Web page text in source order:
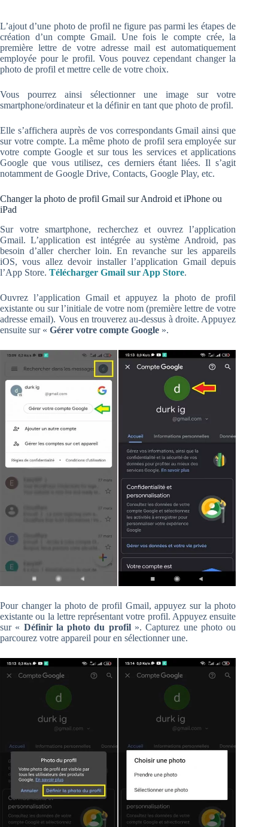
L’ajout d’une photo de profil ne figure pas parmi les étapes de
création d’un compte Gmail. Une fois le compte crée, la
première lettre de votre adresse mail est automatiquement
employée pour le profil. Vous pouvez cependant changer la
photo de profil et mettre celle de votre choix.
Vous pourrez ainsi sélectionner une image sur votre
smartphone/ordinateur et la définir en tant que photo de profil.
Elle s’affichera auprès de vos correspondants Gmail ainsi que
sur votre compte. La même photo de profil sera employée sur
votre compte Google et sur tous les services et applications
Google que vous utilisez, ces derniers étant liées. Il s’agit
notamment de Google Drive, Contacts, Google Play, etc.
Changer la photo de profil Gmail sur Android et iPhone ou
iPad
Sur votre smartphone, recherchez et ouvrez l’application
Gmail. L’application est intégrée au système Android, pas
besoin d’aller chercher loin. En revanche sur les appareils
iOS, vous allez devoir installer l’application Gmail depuis
l’App Store. Télécharger Gmail sur App Store.
Ouvrez l’application Gmail et appuyez la photo de profil
existante ou sur l’initiale de votre nom (première lettre de votre
adresse email). Vous en trouverez au-dessus à droite. Appuyez
ensuite sur « Gérer votre compte Google ».
Pour changer la photo de profil Gmail, appuyez sur la photo
existante ou la lettre représentant votre profil. Appuyez ensuite
sur « Définir la photo du profil». Capturez une photo ou
parcourez votre appareil pour en sélectionner une.